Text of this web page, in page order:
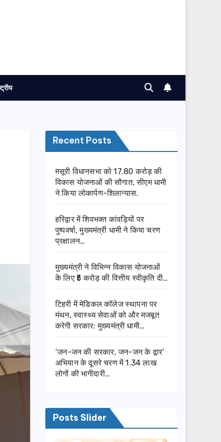
Recent Posts
मसूरी विधानसभा को 17.80 करोड़ की
विकास योजनाओं की सौगात, सीएम धामी
ने किया लोकार्पण-शिलान्यास.
हरिद्वार में शिवभक्त कांवड़ियों पर
पुष्पवर्षा, मुख्यमंत्री धामी ने किया चरण
प्रक्षालन…
मुख्यमंत्री ने विभिन्न विकास योजनाओं
के लिए ₹5 करोड़ की वित्तीय स्वीकृति दी…
टिहरी में मेडिकल कॉलेज स्थापना पर
मंथन, स्वास्थ्य सेवाओं को और मजबूत
करेगी सरकार: मुख्यमंत्री धामी…
‘जन-जन की सरकार, जन-जन के द्वार’
अभियान के दूसरे चरण में 1.34 लाख
लोगों की भागीदारी…
Posts Slider